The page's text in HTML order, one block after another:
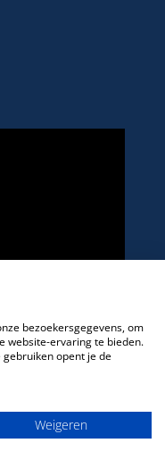
bezoekersgegevens, om
website-ervaring te bieden.
opent je de
Weigeren